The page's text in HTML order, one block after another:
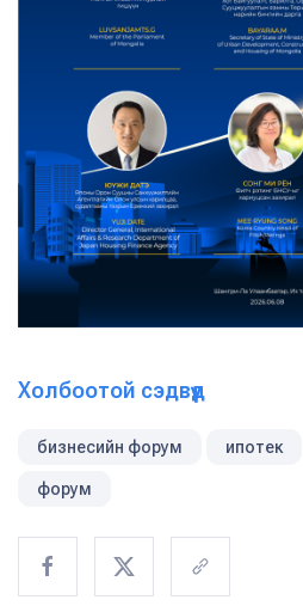
Холбоотой сэдвүүд
бизнесийн форум ипотек
форум